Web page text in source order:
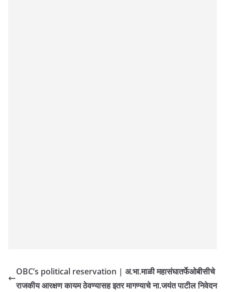
OBC’s political reservation | अ.भा.माळी महासंघातर्फेओबीसीचे
राजकीय आरक्षण कायम ठेवण्यासह इतर मागण्याचे ना.जयंत पाटील निवेदन